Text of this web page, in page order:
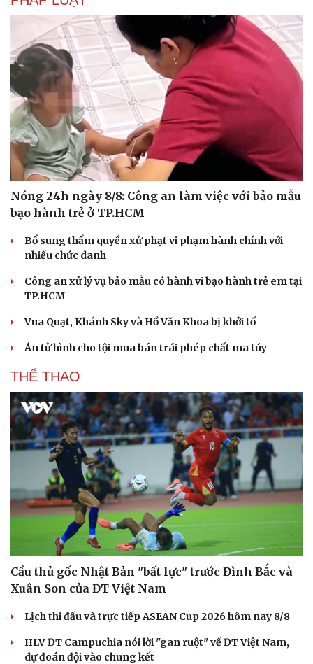
Tư vấn
Săn Tour
Câu chuyện thời sự
Kể chuyện cho bé
Hạt giống tâm hồn
Nóng 24h ngày 8/8: Công an làm việc với bảo mẫu
bạo hành trẻ ở TP.HCM
Bổ sung thẩm quyền xử phạt vi phạm hành chính với
nhiều chức danh
Công an xử lý vụ bảo mẫu có hành vi bạo hành trẻ em tại
TP.HCM
Vua Quạt, Khánh Sky và Hồ Văn Khoa bị khởi tố
Án tử hình cho tội mua bán trái phép chất ma túy
THỂ THAO
Cầu thủ gốc Nhật Bản "bất lực" trước Đình Bắc và
Xuân Son của ĐT Việt Nam
Lịch thi đấu và trực tiếp ASEAN Cup 2026 hôm nay 8/8
HLV ĐT Campuchia nói lời "gan ruột" về ĐT Việt Nam,
dự đoán đội vào chung kết